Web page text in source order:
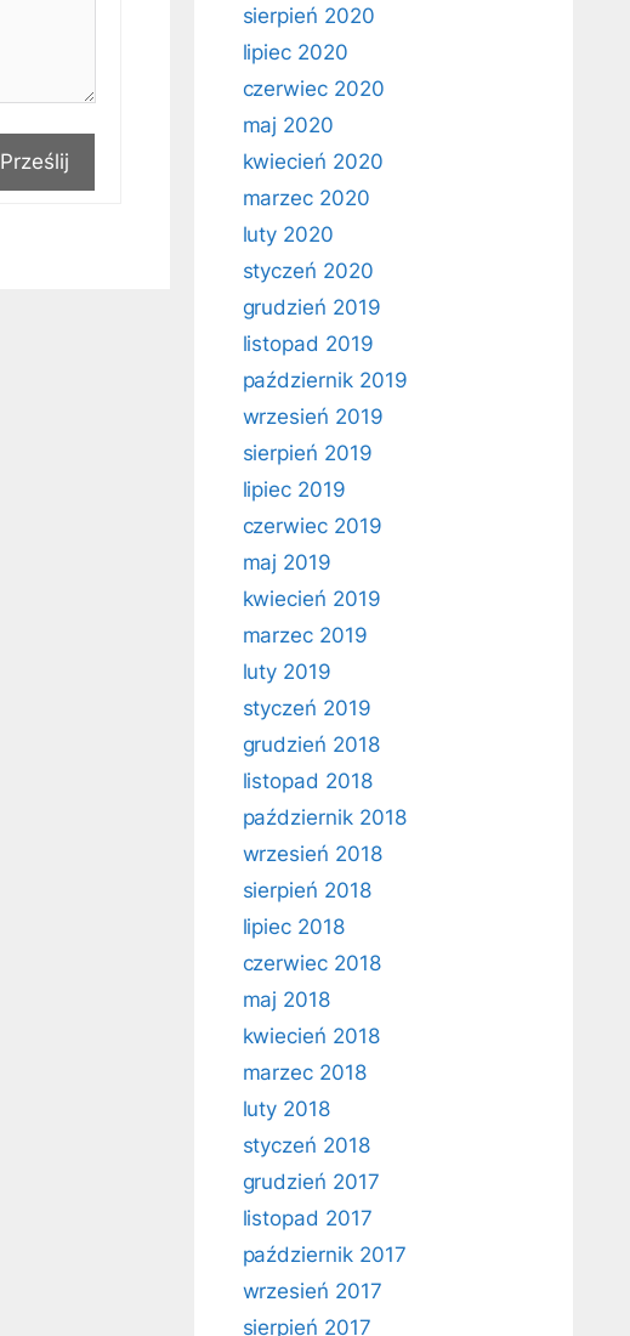
Prześlij
sierpień 2020
lipiec 2020
czerwiec 2020
maj 2020
kwiecień 2020
marzec 2020
luty 2020
styczeń 2020
grudzień 2019
listopad 2019
październik 2019
wrzesień 2019
sierpień 2019
lipiec 2019
czerwiec 2019
maj 2019
kwiecień 2019
marzec 2019
luty 2019
styczeń 2019
grudzień 2018
listopad 2018
październik 2018
wrzesień 2018
sierpień 2018
lipiec 2018
czerwiec 2018
maj 2018
kwiecień 2018
marzec 2018
luty 2018
styczeń 2018
grudzień 2017
listopad 2017
październik 2017
wrzesień 2017
sierpień 2017